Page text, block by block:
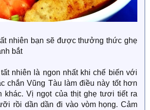
nhiên bạn sẽ được thưởng thức ghẹ
bắt
nhiên là ngon nhất khi chế biến với
chắn Vũng Tàu làm điều này tốt hơn
khác. Vị ngọt của thịt ghẹ tươi tiết ra
rồi dần dần đi vào vòm họng. Cảm